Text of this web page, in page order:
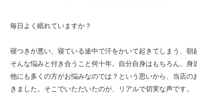
毎日よく眠れていますか？
寝つきが悪い、寝ている途中で汗をかいて起きてしまう、朝
そんな悩みと付き合うこと何十年。自分自身はもちろん、身
他にも多くの方がお悩みなのでは？という思いから、当店
きました。そこでいただいたのが、リアルで切実な声です。